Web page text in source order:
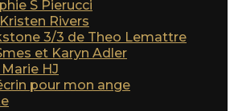
S Pierucci
Rivers
3/3 de Theo Lemattre
et Karyn Adler
HJ
pour mon ange